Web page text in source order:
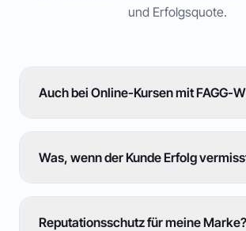
und Erfolgsquote.
Auch bei Online-Kursen mit FAGG-
Was, wenn der Kunde Erfolg
Reputationsschutz für meine Marke?